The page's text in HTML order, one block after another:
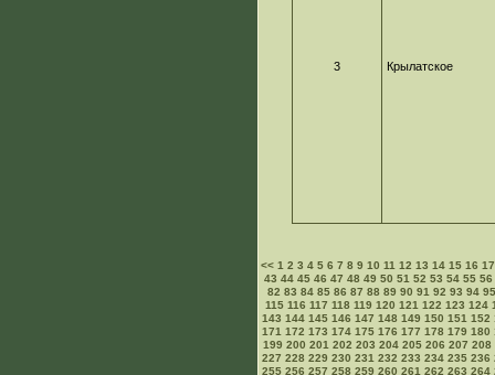
3 Крылатское
<<1 2 3 4 5 6 7 8 9 10 11 12 13 14 15 16 17
43 44 45 46 47 48 49 50 51 52 53 54 55 56
82 83 84 85 86 87 88 89 90 91 92 93 94 95
115 116 117 118 119 120 121 122 123 124
143 144 145 146 147 148 149 150 151 152
171 172 173 174 175 176 177 178 179 180
199 200 201 202 203 204 205 206 207 208
227 228 229 230 231 232 233 234 235 236
255 256 257 258 259 260 261 262 263 264